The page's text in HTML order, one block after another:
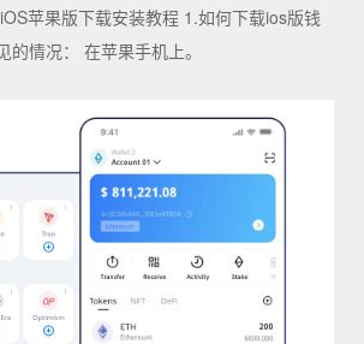
苹果版下载安装教程 1.如何下载ios版钱
情况： 在苹果手机上。